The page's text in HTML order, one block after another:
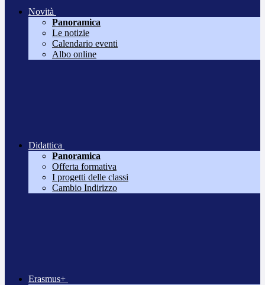
Novità
Panoramica
Le notizie
Calendario eventi
Albo online
Didattica
Panoramica
Offerta formativa
I progetti delle classi
Cambio Indirizzo
Erasmus+